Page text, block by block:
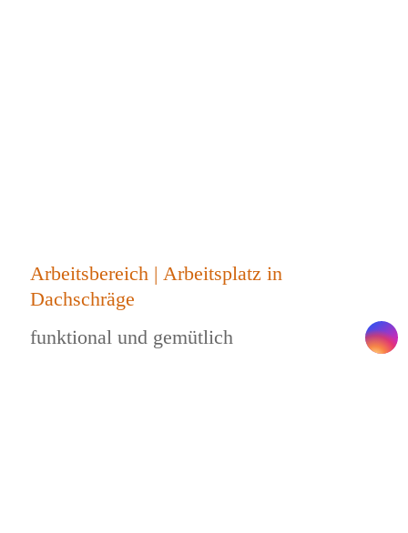
Arbeitsbereich | Arbeitsplatz in
Dachschräge
funktional und gemütlich